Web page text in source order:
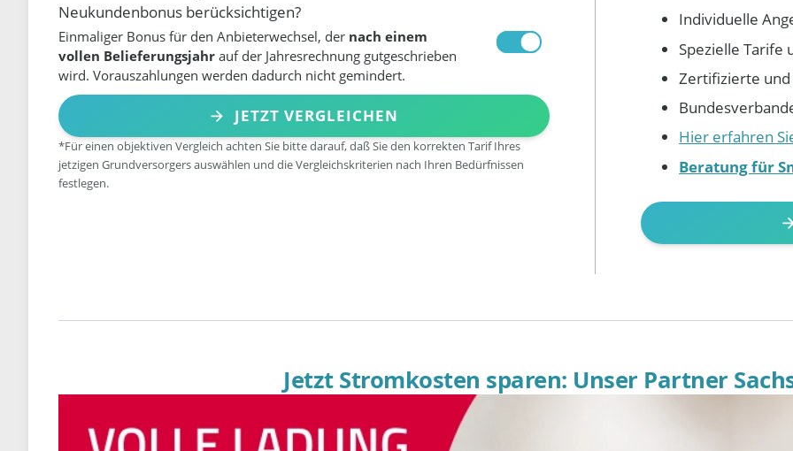
Neukundenbonus berücksichtigen?
Einmaliger Bonus für den Anbieterwechsel, der nach einem
vollen Belieferungsjahr auf der Jahresrechnung gutgeschrieben
wird. Vorauszahlungen werden dadurch nicht gemindert.
JETZT VERGLEICHEN
*Für einen objektiven Vergleich achten Sie bitte darauf, daß Sie den korrekten Tarif Ihres
jetzigen Grundversorgers auswählen und die Vergleichskriterien nach Ihren Bedürfnissen
festlegen.
Individuelle
Spezielle
Zertifizierte und
Hier erfahren
Beratung für
Jetzt Stromkosten sparen: Unser Partner